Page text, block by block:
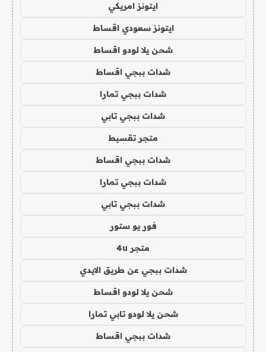
ايتونز امريكي
ايتونز سعودي اقساط
شحن يلا لودو اقساط
شدات ببجي اقساط
شدات ببجي تمارا
شدات ببجي تابي
متجر تقسيط
شدات ببجي اقساط
شدات ببجي تمارا
شدات ببجي تابي
فور يو ستور
متجر 4u
شدات ببجي عن طريق الايدي
شحن يلا لودو اقساط
شحن يلا لودو تابي تمارا
شدات ببجي اقساط